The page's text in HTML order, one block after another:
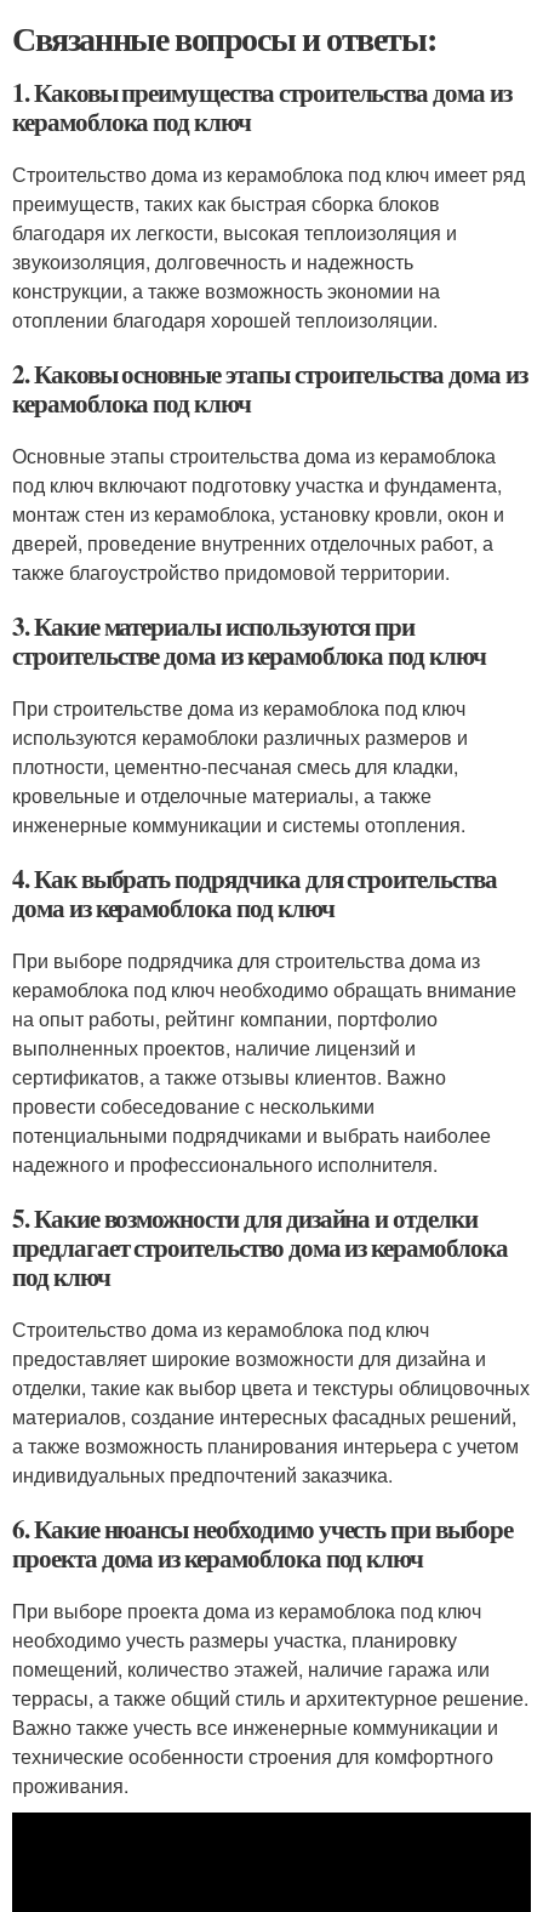
Связанные вопросы и ответы:
1. Каковы преимущества строительства дома из
керамоблока под ключ
Строительство дома из керамоблока под ключ имеет ряд
преимуществ, таких как быстрая сборка блоков
благодаря их легкости, высокая теплоизоляция и
звукоизоляция, долговечность и надежность
конструкции, а также возможность экономии на
отоплении благодаря хорошей теплоизоляции.
2. Каковы основные этапы строительства дома из
керамоблока под ключ
Основные этапы строительства дома из керамоблока
под ключ включают подготовку участка и фундамента,
монтаж стен из керамоблока, установку кровли, окон и
дверей, проведение внутренних отделочных работ, а
также благоустройство придомовой территории.
3. Какие материалы используются при
строительстве дома из керамоблока под ключ
При строительстве дома из керамоблока под ключ
используются керамоблоки различных размеров и
плотности, цементно-песчаная смесь для кладки,
кровельные и отделочные материалы, а также
инженерные коммуникации и системы отопления.
4. Как выбрать подрядчика для строительства
дома из керамоблока под ключ
При выборе подрядчика для строительства дома из
керамоблока под ключ необходимо обращать внимание
на опыт работы, рейтинг компании, портфолио
выполненных проектов, наличие лицензий и
сертификатов, а также отзывы клиентов. Важно
провести собеседование с несколькими
потенциальными подрядчиками и выбрать наиболее
надежного и профессионального исполнителя.
5. Какие возможности для дизайна и отделки
предлагает строительство дома из керамоблока
под ключ
Строительство дома из керамоблока под ключ
предоставляет широкие возможности для дизайна и
отделки, такие как выбор цвета и текстуры облицовочных
материалов, создание интересных фасадных решений,
а также возможность планирования интерьера с учетом
индивидуальных предпочтений заказчика.
6. Какие нюансы необходимо учесть при выборе
проекта дома из керамоблока под ключ
При выборе проекта дома из керамоблока под ключ
необходимо учесть размеры участка, планировку
помещений, количество этажей, наличие гаража или
террасы, а также общий стиль и архитектурное решение.
Важно также учесть все инженерные коммуникации и
технические особенности строения для комфортного
проживания.